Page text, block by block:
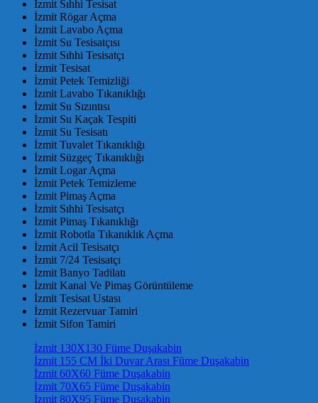
İzmit Sıhhi Tesisat
İzmit Rögar Açma
İzmit Lavabo Açma
İzmit Su Tesisatçısı
İzmit Sıhhi Tesisatçı
İzmit Tesisat
İzmit Petek Temizliği
İzmit Lavabo Tıkanıklığı
İzmit Su Sızıntısı
İzmit Su Kaçak Tespiti
İzmit Su Tesisatı
İzmit Tuvalet Tıkanıklığı
İzmit Süzgeç Tıkanıklığı
İzmit Logar Açma
İzmit Petek Temizleme
İzmit Pimaş Açma
İzmit Sıhhi Tesisatçı
İzmit Pimaş Tıkanıklığı
İzmit Robotla Tıkanıklık Açma
İzmit Acil Tesisatçı
İzmit 7/24 Tesisatçı
İzmit Banyo Tadilatı
İzmit Kanal Ve Pimaş Görüntüleme
İzmit Tesisat Ustası
İzmit Rezervuar Tamiri
İzmit Sifon Tamiri
İzmit 130X130 Füme Duşakabin
İzmit 155 CM İki Duvar Arası Füme Duşakabin
İzmit 60X60 Füme Duşakabin
İzmit 70X65 Füme Duşakabin
İzmit 80X95 Füme Duşakabin